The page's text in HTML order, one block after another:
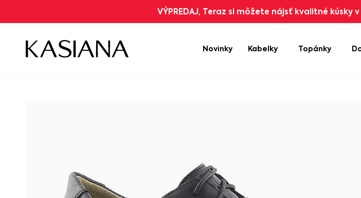
VÝPREDAJ, Teraz si môžete nájsť kvalitné
Novinky Kabelky Topánky